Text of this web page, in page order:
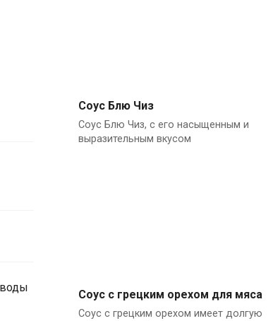
Соединённые Штаты Америки
Соус Блю Чиз
Соус Блю Чиз, с его насыщенным и
выразительным вкусом
Грецкие орехи
Соус с грецким орехом для мяса
Соус с грецким орехом имеет долгую